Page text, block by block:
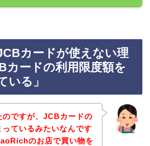
カードが使えない理
カードの利用限度額を
いる」
のですが、JCBカードの
っているみたいなんです
のお店で買い物を